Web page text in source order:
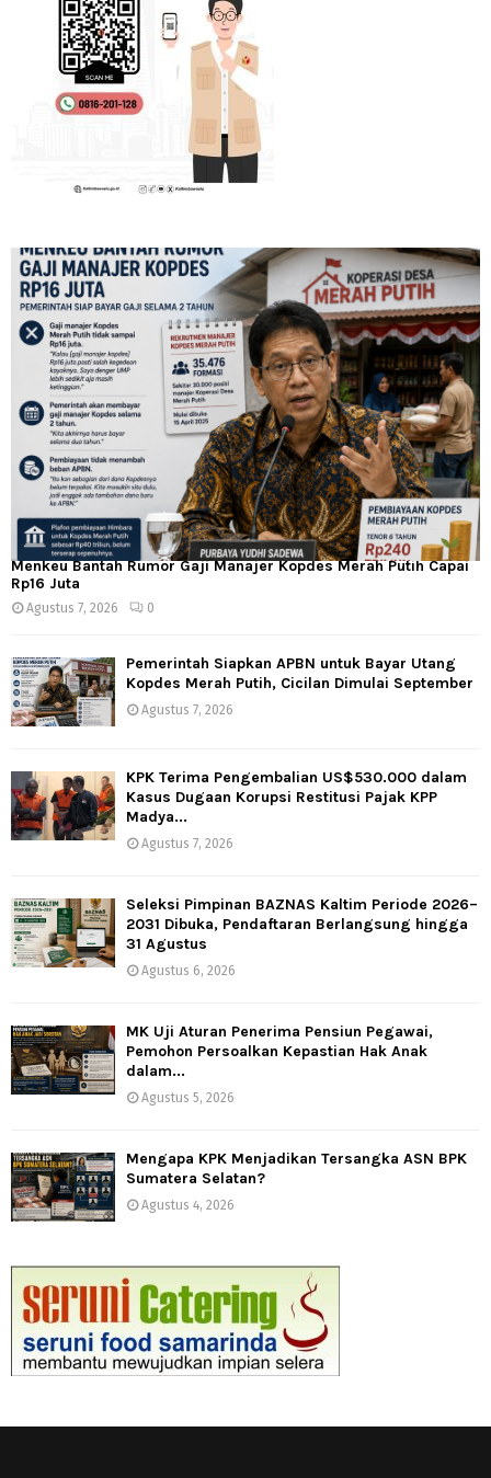
Menkeu Bantah Rumor Gaji Manajer Kopdes Merah Putih Capai
Rp16 Juta
Agustus 7, 2026 0
Pemerintah Siapkan APBN untuk Bayar Utang
Kopdes Merah Putih, Cicilan Dimulai September
Agustus 7, 2026
KPK Terima Pengembalian US$530.000 dalam
Kasus Dugaan Korupsi Restitusi Pajak KPP
Madya...
Agustus 7, 2026
Seleksi Pimpinan BAZNAS Kaltim Periode 2026–
2031 Dibuka, Pendaftaran Berlangsung hingga
31 Agustus
Agustus 6, 2026
MK Uji Aturan Penerima Pensiun Pegawai,
Pemohon Persoalkan Kepastian Hak Anak
dalam...
Agustus 5, 2026
Mengapa KPK Menjadikan Tersangka ASN BPK
Sumatera Selatan?
Agustus 4, 2026